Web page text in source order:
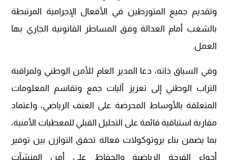
وتقديم جميع المتورطين في الأفعال الإجرامية المرتبطة
بالشغب أمام العدالة وفق المساطر القانونية الجاري بها
العمل.
وفي السياق ذاته، دعا المدير العام للأمن الوطني ولمراقبة
التراب الوطني إلى تعزيز آليات جمع وتقاسم المعلومات
المتعلقة بالأوساط المحرضة على العنف الرياضي، واعتماد
مقاربة استباقية قائمة على التحليل القبلي للمعطيات الأمنية،
بما يضمن بناء بروتوكولات فعالة تحقق التوازن بين توفير
أجواء الفرجة الرياضية والحفاظ على أمن المنشآت